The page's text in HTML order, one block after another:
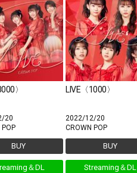
〉
20
POP
BUY
＆DL
LIVE〈1000〉
2022/12/20
CROWN POP
BUY
Streaming＆DL